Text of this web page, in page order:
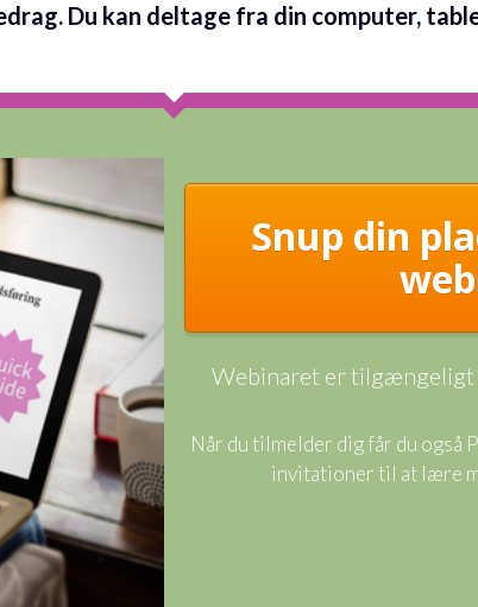
Du kan deltage fra din computer,
Snup din
Webinaret er tilgængeligt
Når du tilmelder dig får du også
invitationer til at lære